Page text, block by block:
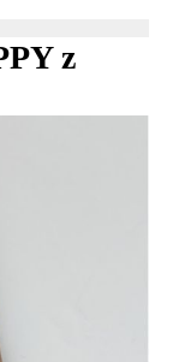
z